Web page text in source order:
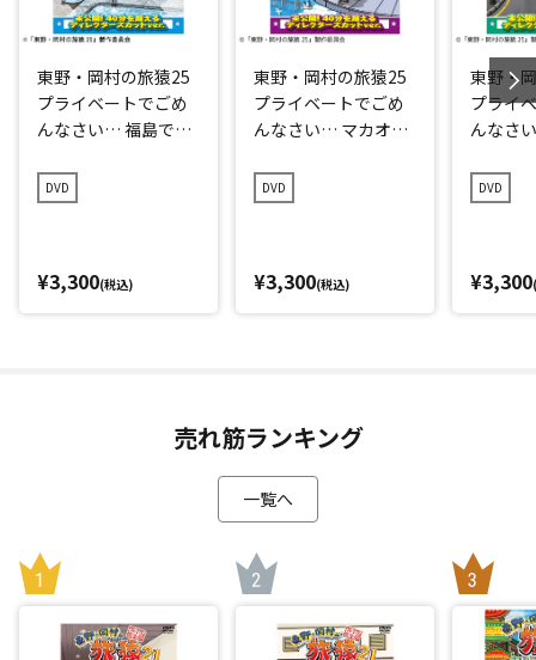
東野・岡村の旅猿25
プライベートでごめ
んなさい… 福島でラ
旅 プレミアム完全版
DVD
¥3,300(税込)
東野・岡村の旅猿25
プライベートでごめ
んなさい… マカオで
旅 ワクワク編 プレミ
アム完全版
DVD
¥3,300(税込)
東野・
プライ
んなさ
旅 ウキ
アム完
DVD
¥3,300
売れ筋ランキング
一覧へ